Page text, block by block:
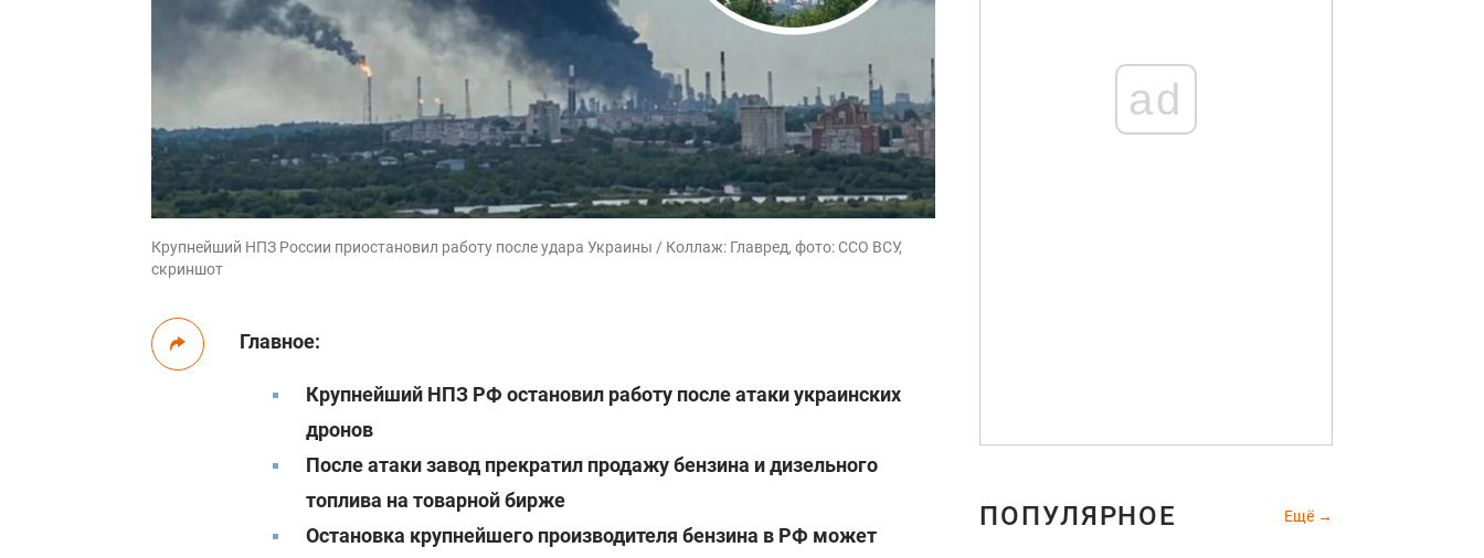
Крупнейший НПЗ России приостановил работу после удара Украины / Коллаж: Главред, фото: ССО ВСУ,
скриншот
Главное:
Крупнейший НПЗ РФ остановил работу после атаки украинских
дронов
После атаки завод прекратил продажу бензина и дизельного
топлива на товарной бирже
Остановка крупнейшего производителя бензина в РФ может
ad
ПОПУЛЯРНОЕ Ещё